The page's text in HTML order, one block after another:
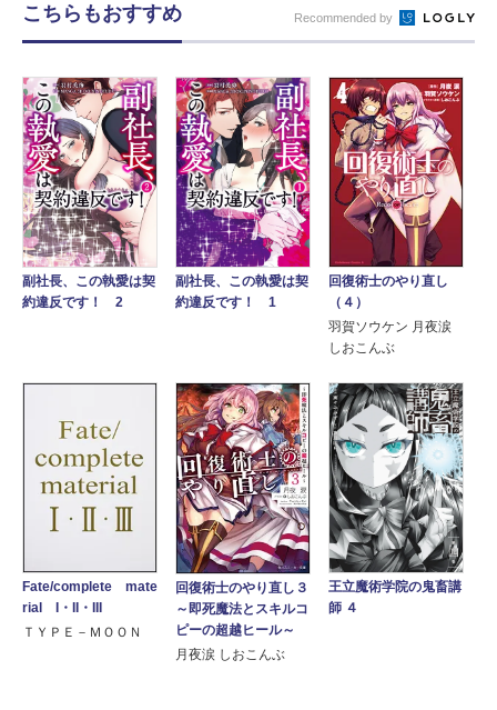
こちらもおすすめ Recommended by
副社長、この執愛は契
約違反です！ 2
副社長、この執愛は契
約違反です！ 1
回復術士のやり直し
（４）
羽賀ソウケン 月夜涙
しおこんぶ
Fate/complete mate
rial I・II・III
ＴＹＰＥ－ＭＯＯＮ
回復術士のやり直し３
～即死魔法とスキルコ
ピーの超越ヒール～
月夜涙 しおこんぶ
王立魔術学院の鬼畜講
師 ４